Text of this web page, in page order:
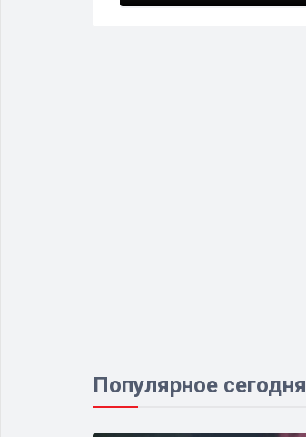
Популярное сегодня